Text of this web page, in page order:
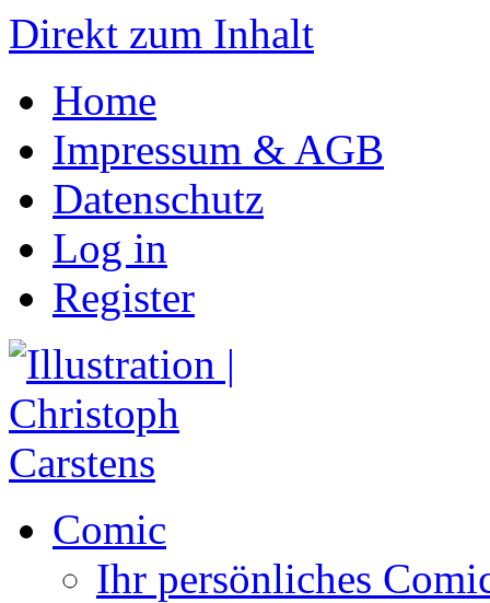
Direkt zum Inhalt
Home
Impressum & AGB
Datenschutz
Log in
Register
Comic
Ihr persönliches